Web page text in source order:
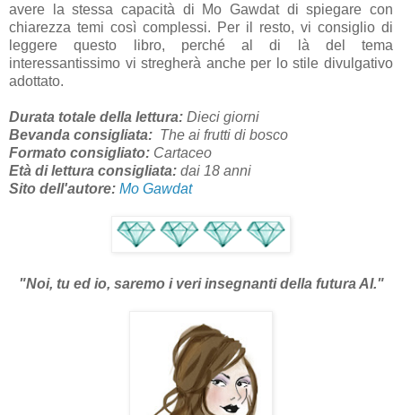
avere la stessa capacità di Mo Gawdat di spiegare con
chiarezza temi così complessi. Per il resto, vi consiglio di
leggere questo libro, perché al di là del tema
interessantissimo vi stregherà anche per lo stile divulgativo
adottato.
Durata totale della lettura: Dieci giorni
Bevanda consigliata: The ai frutti di bosco
Formato consigliato: Cartaceo
Età di lettura consigliata: dai 18 anni
Sito dell'autore: Mo Gawdat
"Noi, tu ed io, saremo i veri insegnanti della futura AI."